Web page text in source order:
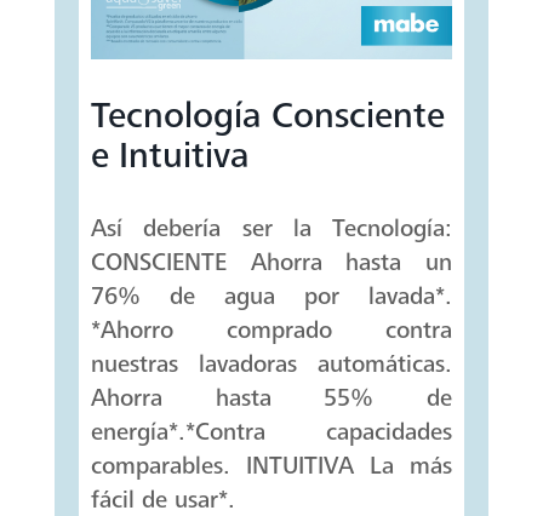
Tecnología Consciente
e Intuitiva
Así debería ser la Tecnología:
CONSCIENTE Ahorra hasta un
76% de agua por lavada*.
*Ahorro comprado contra
nuestras lavadoras automáticas.
Ahorra hasta 55% de
energía*.*Contra capacidades
comparables. INTUITIVA La más
fácil de usar*.